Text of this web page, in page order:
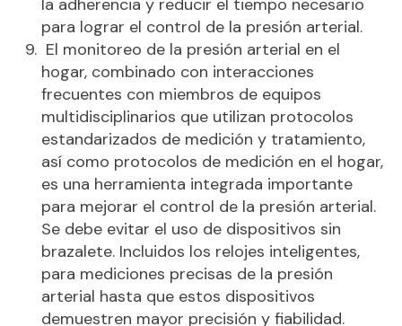
la adherencia y reducir el tiempo necesario
para lograr el control de la presión arterial.
El monitoreo de la presión arterial en el
hogar, combinado con interacciones
frecuentes con miembros de equipos
multidisciplinarios que utilizan protocolos
estandarizados de medición y tratamiento,
así como protocolos de medición en el hogar,
es una herramienta integrada importante
para mejorar el control de la presión arterial.
Se debe evitar el uso de dispositivos sin
brazalete. Incluidos los relojes inteligentes,
para mediciones precisas de la presión
arterial hasta que estos dispositivos
demuestren mayor precisión y fiabilidad.